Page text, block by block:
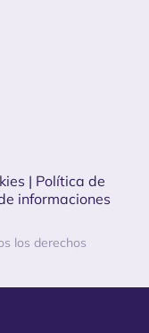
| Política de
informaciones
los derechos